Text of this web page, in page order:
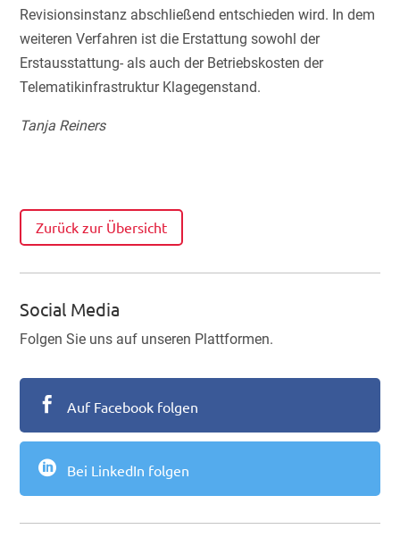
Revisionsinstanz abschließend entschieden wird. In dem
weiteren Verfahren ist die Erstattung sowohl der
Erstausstattung- als auch der Betriebskosten der
Telematikinfrastruktur Klagegenstand.
Tanja Reiners
Zurück zur Übersicht
Social Media
Folgen Sie uns auf unseren Plattformen.
 Auf Facebook folgen
 Bei LinkedIn folgen